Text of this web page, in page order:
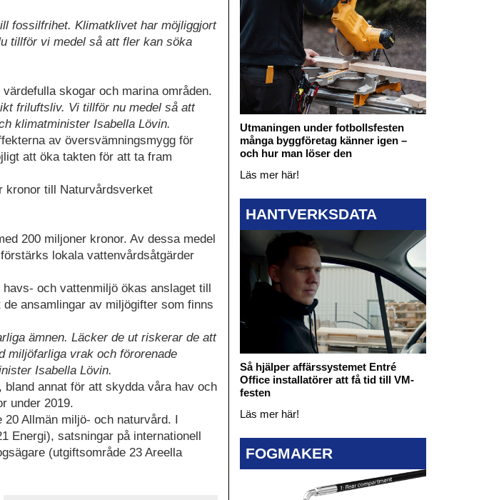
fossilfrihet. Klimatklivet har möjliggjort
tillför vi medel så att fler kan söka
skogar och marina områden.
friluftsliv. Vi tillför nu medel så att
klimatminister Isabella Lövin.
av översvämningsmygg för
att öka takten för att ta fram
kronor till Naturvårdsverket
200 miljoner kronor. Av dessa medel
lokala vattenvårdsåtgärder
och vattenmiljö ökas anslaget till
ansamlingar av miljögifter som finns
ämnen. Läcker de ut riskerar de att
miljöfarliga vrak och förorenade
Isabella Lövin.
annat för att skydda våra hav och
under 2019.
Allmän miljö- och naturvård. I
Energi), satsningar på internationell
(utgiftsområde 23 Areella
Utmaningen under fotbollsfesten
många byggföretag känner igen –
och hur man löser den
Läs mer här!
HANTVERKSDATA
Så hjälper affärssystemet Entré
Office installatörer att få tid till VM-
festen
Läs mer här!
FOGMAKER